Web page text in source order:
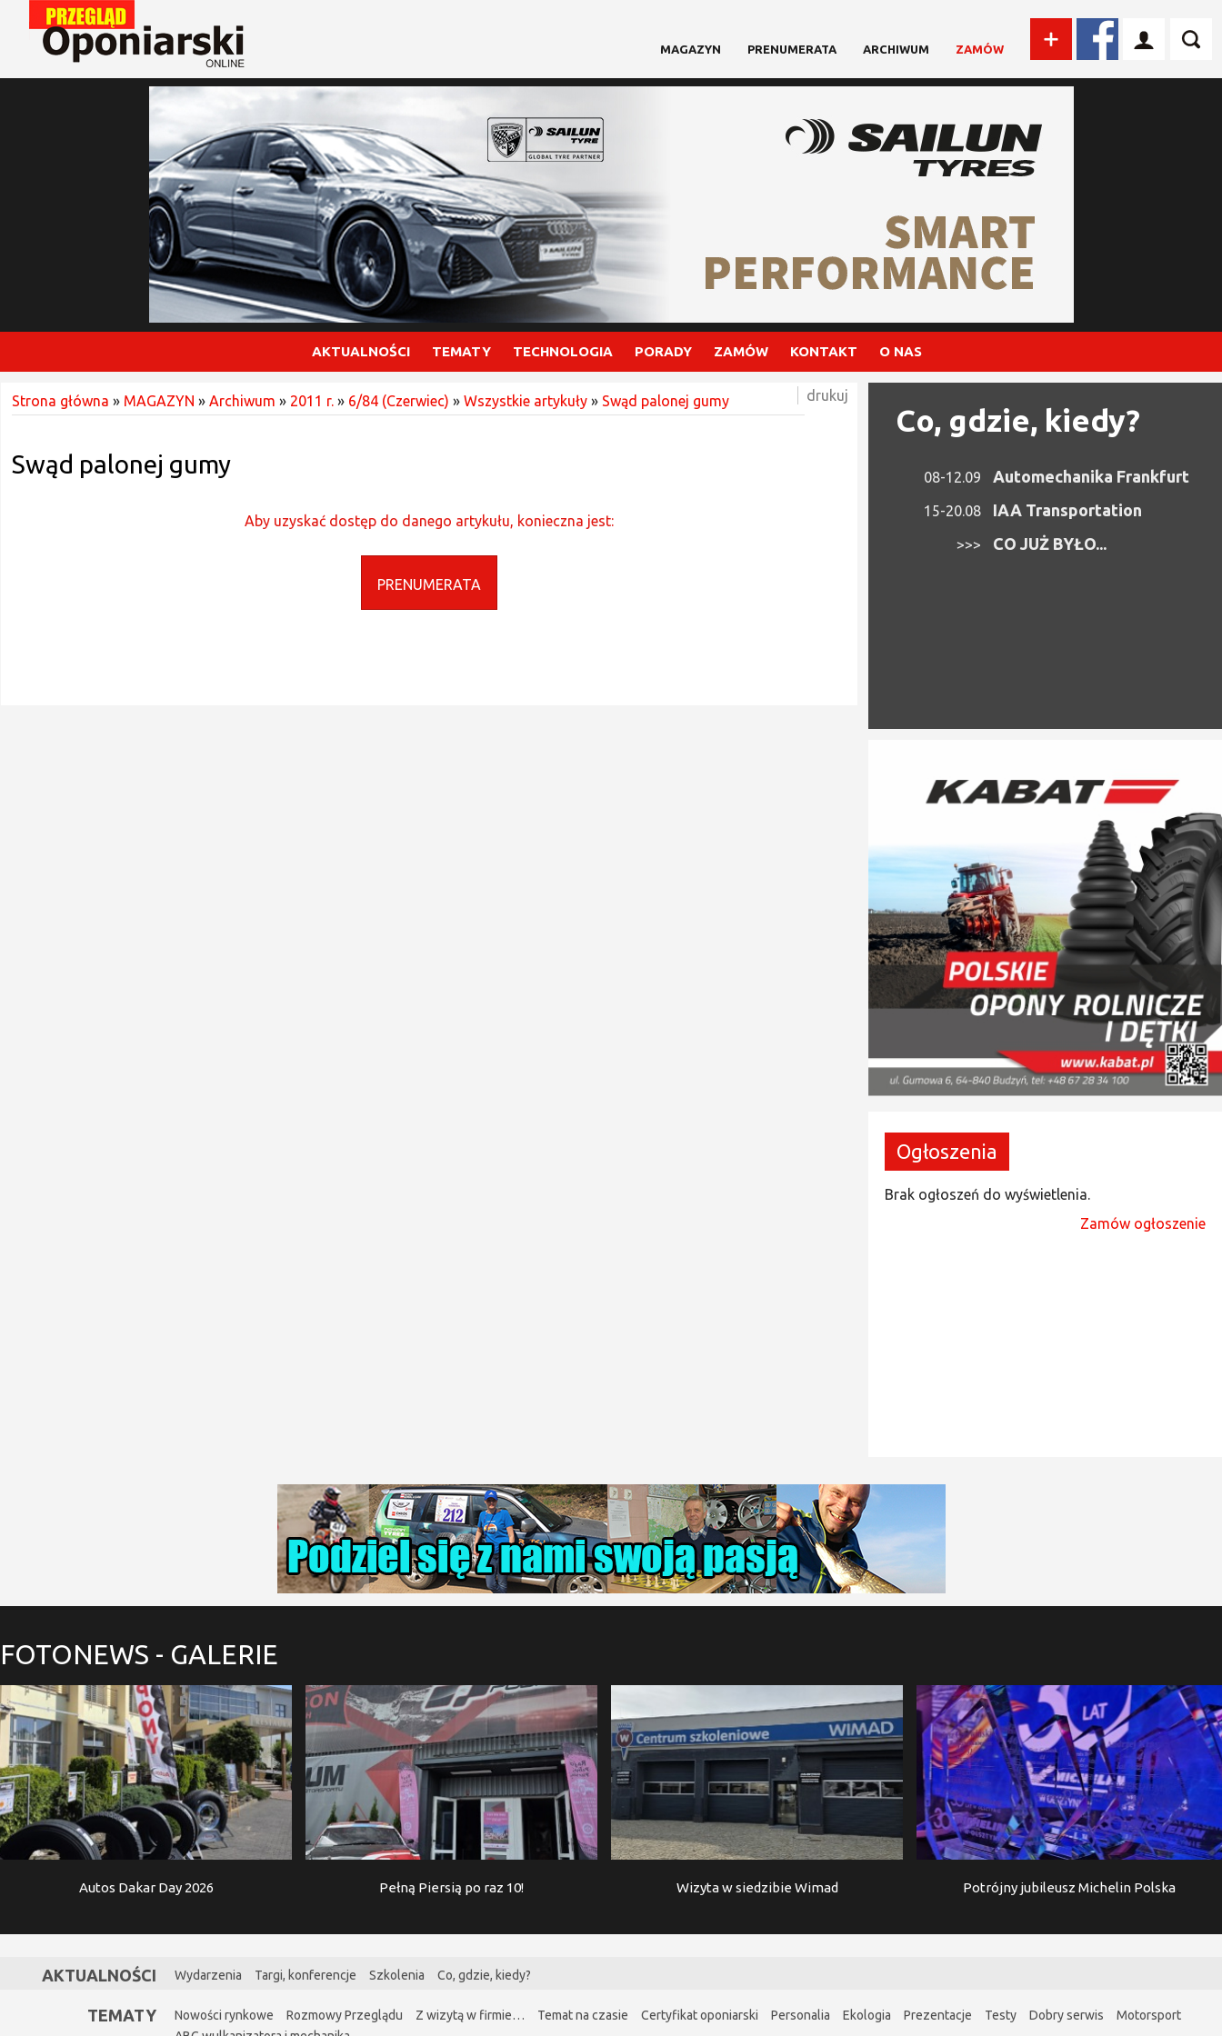
MAGAZYN PRENUMERATA ARCHIWUM ZAMÓW
AKTUALNOŚCI TEMATY TECHNOLOGIA PORADY ZAMÓW KONTAKT O NAS
Strona główna » MAGAZYN » Archiwum » 2011 r. » 6/84 (Czerwiec) » Wszystkie artykuły » Swąd palonej gumy
Swąd palonej gumy
Aby uzyskać dostęp do danego artykułu, konieczna jest:
PRENUMERATA
drukuj
Co, gdzie, kiedy?
08-12.09 Automechanika Frankfurt
15-20.08 IAA Transportation
>>> CO JUŻ BYŁO...
Ogłoszenia
Brak ogłoszeń do wyświetlenia.
Zamów ogłoszenie
FOTONEWS - GALERIE
Autos Dakar Day 2026 Pełną Piersią po raz 10! Wizyta w siedzibie Wimad Potrójny jubileusz Michelin Polska
AKTUALNOŚCI Wydarzenia Targi, konferencje Szkolenia Co, gdzie, kiedy?
TEMATY Nowości rynkowe Rozmowy Przeglądu Z wizytą w firmie… Temat na czasie Certyfikat oponiarski Personalia Ekologia Prezentacje Testy Dobry serwis
Motorsport